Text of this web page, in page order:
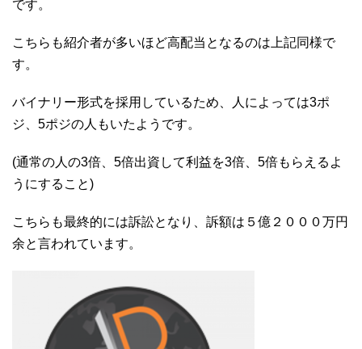
です。
こちらも紹介者が多いほど高配当となるのは上記同様で
す。
バイナリー形式を採用しているため、人によっては3ポ
ジ、5ポジの人もいたようです。
(通常の人の3倍、5倍出資して利益を3倍、5倍もらえるよ
うにすること)
こちらも最終的には訴訟となり、訴額は５億２０００万円
余と言われています。